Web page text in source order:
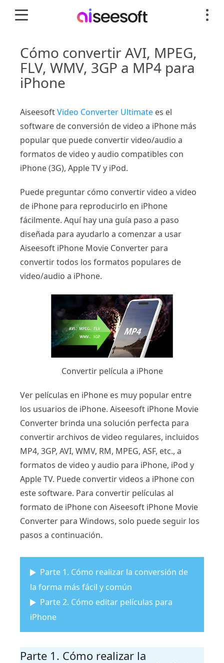
Cómo convertir AVI, MPEG,
FLV, WMV, 3GP a MP4 para
iPhone
AiseesoftVideo Converter Ultimate es el
software de conversión de video a iPhone más
popular que puede convertir video/audio a
formatos de video y audio compatibles con
iPhone (3G), Apple TV y iPod.
Puede preguntar cómo convertir video a video
de iPhone para reproducirlo en iPhone
fácilmente. Aquí hay una guía paso a paso
diseñada para ayudarlo a comenzar a usar
Aiseesoft iPhone Movie Converter para
convertir todos los formatos populares de
video/audio a iPhone.
Convertir película a iPhone
Ver películas en iPhone es muy popular entre
los usuarios de iPhone. Aiseesoft iPhone Movie
Converter brinda una solución perfecta para
convertir archivos de video regulares, incluidos
MP4, 3GP, AVI, WMV, RM, MPEG, ASF, etc., a
formatos de video y audio para iPhone, iPod y
Apple TV. Puede convertir videos a iPhone con
este software. Para convertir películas al
formato de iPhone con Aiseesoft iPhone Movie
Converter para Windows, solo puede seguir los
pasos a continuación.
Parte 1. Cómo realizar la conversión de
la forma más fácil y común
Parte 2. Cómo editar películas para
iPhone
Parte 1. Cómo realizar la